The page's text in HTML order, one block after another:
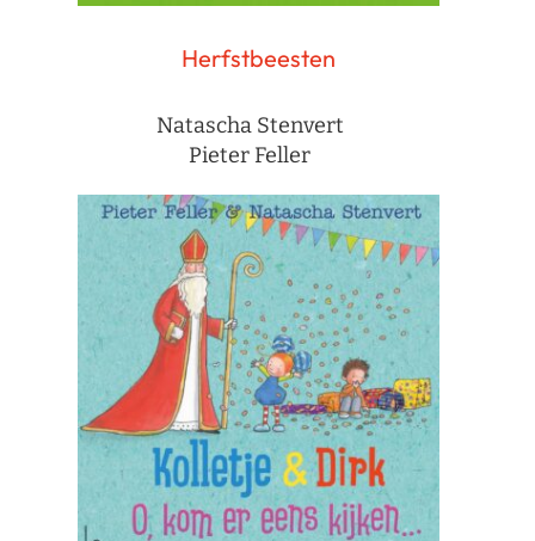
Herfstbeesten
Natascha Stenvert
Pieter Feller